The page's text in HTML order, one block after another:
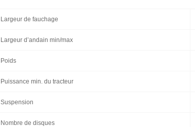
Largeur de fauchage
Largeur d’andain min/max
Poids
Puissance min. du tracteur
Suspension
Nombre de disques